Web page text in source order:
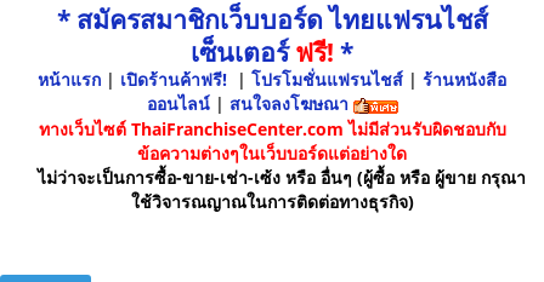
* สมัครสมาชิกเว็บบอร์ด ไทยแฟรนไชส์
เซ็นเตอร์ฟรี! *
หน้าแรก | เปิดร้านค้าฟรี! | โปรโมชั่นแฟรนไชส์ | ร้านหนังสือ
ออนไลน์ | สนใจลงโฆษณา
ทางเว็บไซต์ ThaiFranchiseCenter.com ไม่มีส่วนรับผิดชอบกับ
ข้อความต่างๆในเว็บบอร์ดแต่อย่างใด
ไม่ว่าจะเป็นการซื้อ-ขาย-เช่า-เซ้ง หรือ อื่นๆ (ผู้ซื้อ หรือ ผู้ขาย กรุณา
ใช้วิจารณญาณในการติดต่อทางธุรกิจ)